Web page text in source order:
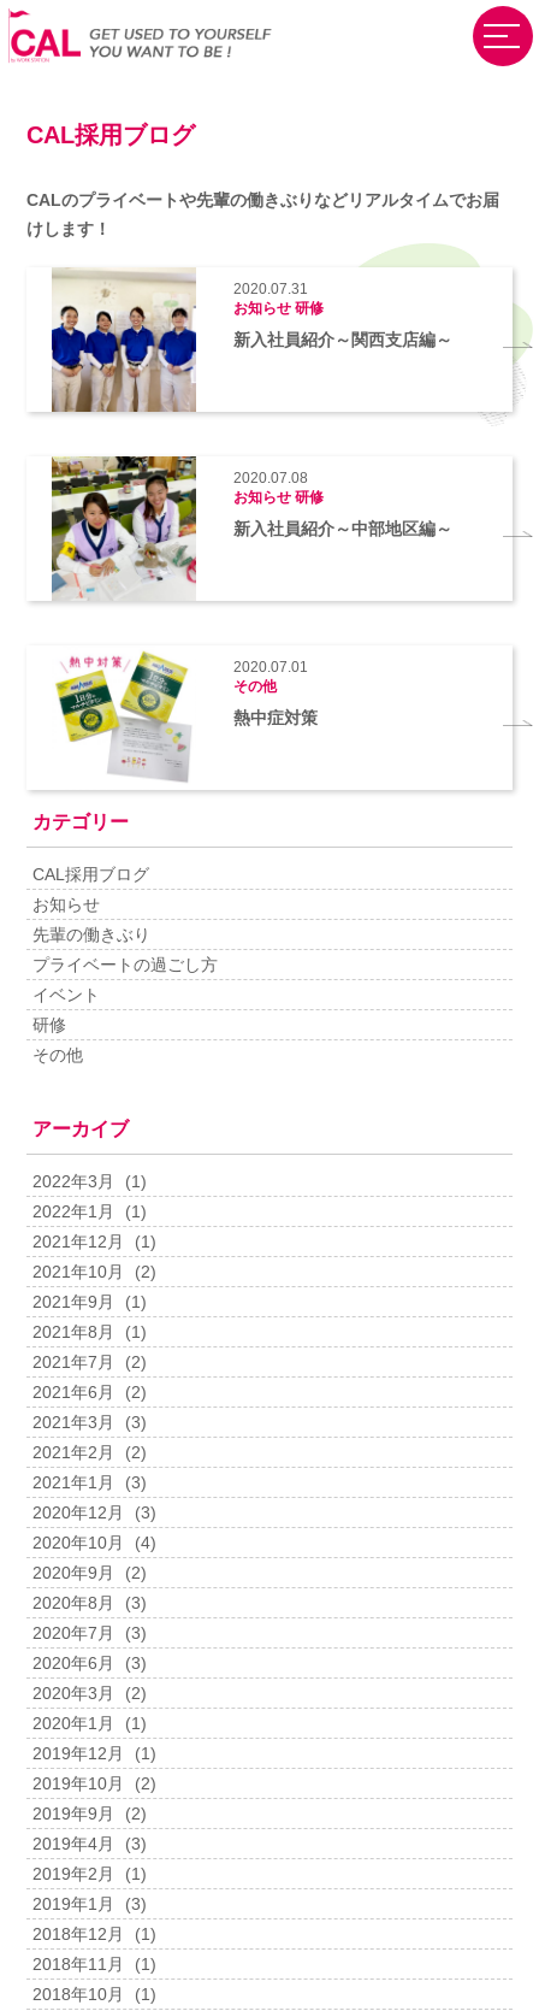
CAL採用ブログ
CALのプライベートや先輩の働きぶりなどリアルタイムでお届
けします！
2020.07.31
お知らせ 研修
新入社員紹介～関西支店編～
2020.07.08
お知らせ 研修
新入社員紹介～中部地区編～
2020.07.01
その他
熱中症対策
カテゴリー
CAL採用ブログ
お知らせ
先輩の働きぶり
プライベートの過ごし方
イベント
研修
その他
アーカイブ
2022年3月
(1)
2022年1月
(1)
2021年12月
(1)
2021年10月
(2)
2021年9月
(1)
2021年8月
(1)
2021年7月
(2)
2021年6月
(2)
2021年3月
(3)
2021年2月
(2)
2021年1月
(3)
2020年12月
(3)
2020年10月
(4)
2020年9月
(2)
2020年8月
(3)
2020年7月
(3)
2020年6月
(3)
2020年3月
(2)
2020年1月
(1)
2019年12月
(1)
2019年10月
(2)
2019年9月
(2)
2019年4月
(3)
2019年2月
(1)
2019年1月
(3)
2018年12月
(1)
2018年11月
(1)
2018年10月
(1)